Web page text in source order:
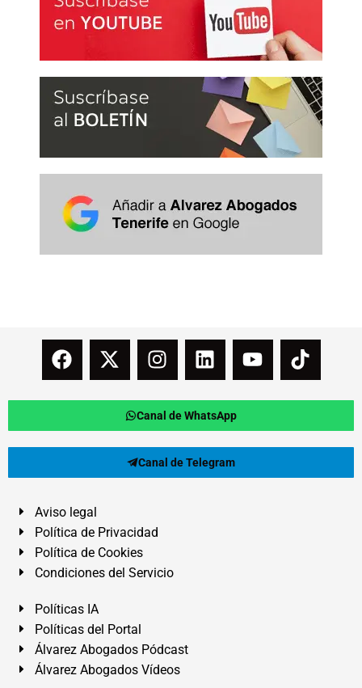
Canal de WhatsApp
Canal de Telegram
Aviso legal
Política de Privacidad
Política de Cookies
Condiciones del Servicio
Políticas IA
Políticas del Portal
Álvarez Abogados Pódcast
Álvarez Abogados Vídeos